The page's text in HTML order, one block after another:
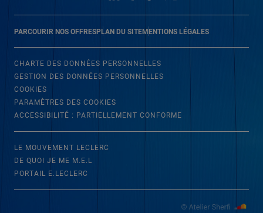
PARCOURIR NOS OFFRESPLAN DU SITEMENTIONS LÉGALES
CHARTE DES DONNÉES PERSONNELLES
GESTION DES DONNÉES PERSONNELLES
COOKIES
PARAMÈTRES DES COOKIES
ACCESSIBILITÉ : PARTIELLEMENT CONFORME
LE MOUVEMENT LECLERC
DE QUOI JE ME M.E.L
PORTAIL E.LECLERC